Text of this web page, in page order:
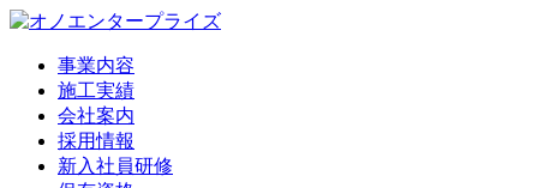
事業内容
施工実績
会社案内
採用情報
新入社員研修